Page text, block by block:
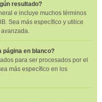
resultado?
e incluye muchos términos
Sea más específico y utilice
página en blanco?
para ser procesados por el
más específico en los